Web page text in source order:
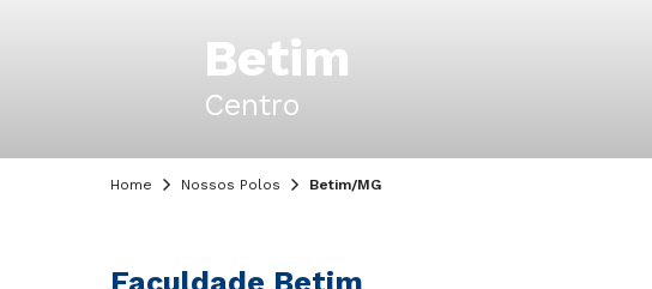
Betim
Centro
Home Nossos Polos Betim/MG